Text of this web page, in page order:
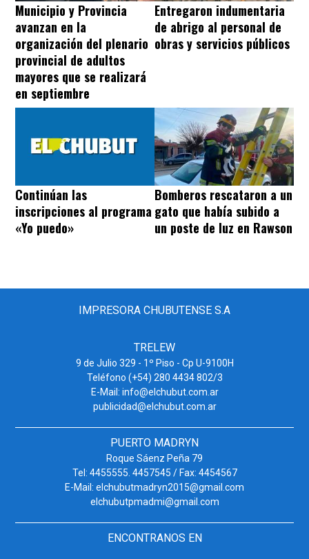
Municipio y Provincia
avanzan en la
organización del plenario
provincial de adultos
mayores que se realizará
en septiembre
Entregaron indumentaria
de abrigo al personal de
obras y servicios públicos
Continúan las
inscripciones al programa
«Yo puedo»
Bomberos rescataron a un
gato que había subido a
un poste de luz en Rawson
IMPRESORA CHUBUTENSE S.A
TRELEW
9 de Julio 329 - 1º Piso - Cp U-9100H
Teléfono (+54) 280 4434 802/3
E-Mail: info@elchubut.com.ar
publicidad@elchubut.com.ar
PUERTO MADRYN
Roque Sáenz Peña 79
Tel: 4455555. 4457545 / Fax: 4454567
E-Mail: elchubutmadryn2015@gmail.com
elchubutpmadmi@gmail.com
ENCONTRANOS EN